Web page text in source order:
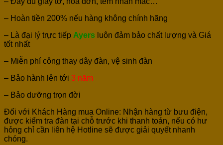
– Hoàn tiền 200% nếu hàng không chính hãng
– Là đại lý trực tiếp Ayers luôn đảm bảo chất lượng và Giá
tốt nhất
– Miễn phí công thay dây đàn, vệ sinh đàn
– Bảo hành lên tới 3 năm
– Bảo dưỡng trọn đời
Đối với Khách Hàng mua Online: Nhận hàng từ bưu điện,
được kiểm tra đàn tại chỗ trước khi thanh toán, nếu có hư
hỏng chỉ cần liên hệ Hotline sẽ được giải quyết nhanh
chóng.